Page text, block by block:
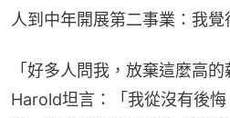
人到中年開展第二事業：我覺
「好多人問我，放棄這麼高的
Harold坦言：「我從沒有後